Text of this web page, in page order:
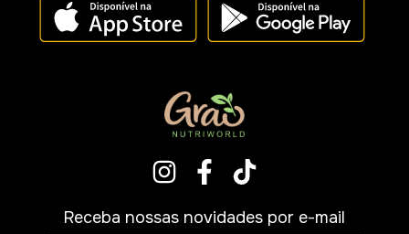
Receba nossas novidades por e-mail